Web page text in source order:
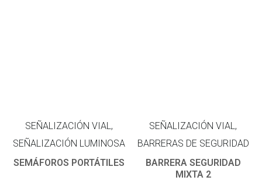
SEÑALIZACIÓN VIAL,
SEÑALIZACIÓN LUMINOSA
SEMÁFOROS PORTÁTILES
SEÑALIZACIÓN VIAL,
BARRERAS DE SEGURIDAD
BARRERA SEGURIDAD
MIXTA 2